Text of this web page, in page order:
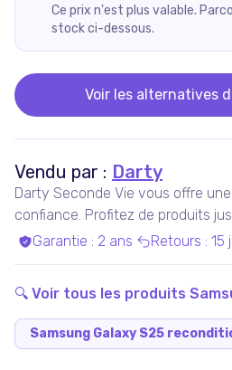
Ce prix n'est plus valable.
stock ci-dessous.
Voir les alternatives
Vendu par : Darty
Darty Seconde Vie vous offre
confiance. Profitez de produits
pris en charge par nos experts
Garantie : 2 ans Retours : 15
🔍 Voir tous les produits
Samsung Galaxy S25